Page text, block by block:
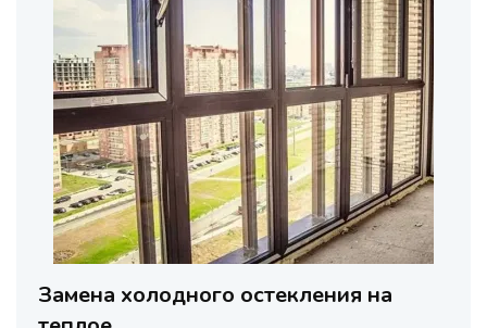
Замена холодного остекления на